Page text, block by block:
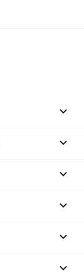





keyboard_arrow_down